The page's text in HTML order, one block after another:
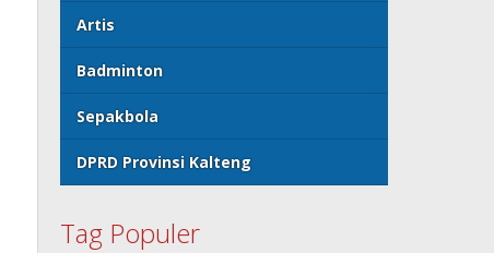
Artis
Badminton
Sepakbola
DPRD Provinsi Kalteng
Tag Populer